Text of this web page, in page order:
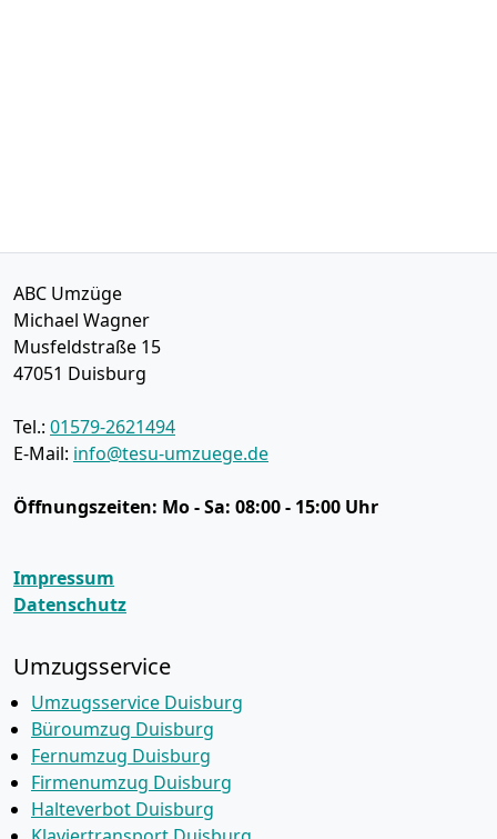
ABC Umzüge
Michael Wagner
Musfeldstraße 15
47051 Duisburg
Tel.: 01579-2621494
E-Mail: info@tesu-umzuege.de
Öffnungszeiten: Mo - Sa: 08:00 - 15:00 Uhr
Impressum
Datenschutz
Umzugsservice
Umzugsservice Duisburg
Büroumzug Duisburg
Fernumzug Duisburg
Firmenumzug Duisburg
Halteverbot Duisburg